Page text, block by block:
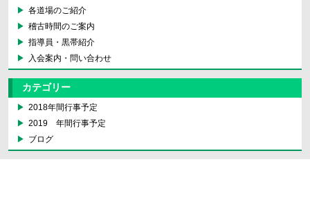
各道場のご紹介
稽古時間のご案内
指導員・黒帯紹介
入会案内・問い合わせ
カテゴリー
2018年間行事予定
2019 年間行事予定
ブログ